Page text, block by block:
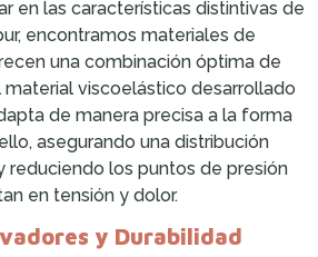
en las características distintivas de
encontramos materiales de
una combinación óptima de
viscoelástico desarrollado
de manera precisa a la forma
asegurando una distribución
reduciendo los puntos de presión
en tensión y dolor.
y Durabilidad